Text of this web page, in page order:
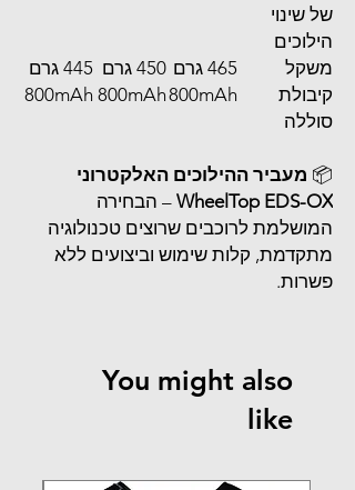
של שינוי
הילוכים
משקל ‎465 גרם ‎450 גרם
‎445 גרם
קיבולת
סוללה
‎800mAh
‎800mAh
‎800mAh
📦 מעביר ההילוכים האלקטרוני
WheelTop EDS-OX – הבחירה
המושלמת לרוכבים שרוצים טכנולוגיה
מתקדמת, קלות שימוש וביצועים ללא
פשרות.
You might also
like